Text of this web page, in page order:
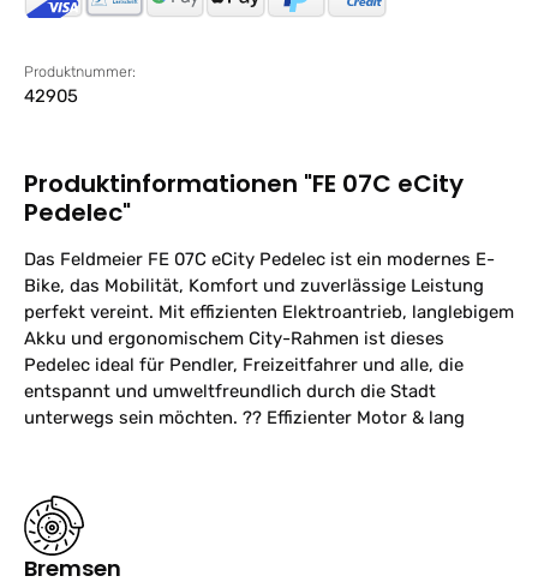
Produktnummer:
42905
Produktinformationen "FE 07C eCity
Pedelec"
Das Feldmeier FE 07C eCity Pedelec ist ein modernes E-
Bike, das Mobilität, Komfort und zuverlässige Leistung
perfekt vereint. Mit effizienten Elektroantrieb, langlebigem
Akku und ergonomischem City-Rahmen ist dieses
Pedelec ideal für Pendler, Freizeitfahrer und alle, die
entspannt und umweltfreundlich durch die Stadt
unterwegs sein möchten. ?? Effizienter Motor & lang
Bremsen